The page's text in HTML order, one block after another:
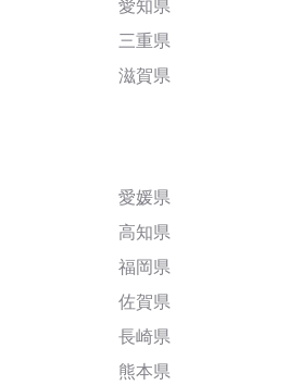
愛知県
三重県
滋賀県
愛媛県
高知県
福岡県
佐賀県
長崎県
熊本県